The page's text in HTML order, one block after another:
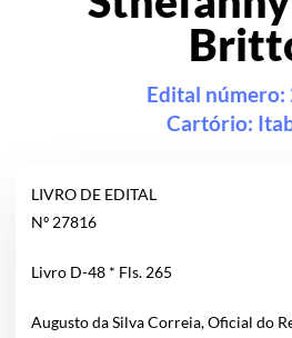
Edital número:
Cartório:
LIVRO DE EDITAL
Nº 27816
Livro D-48 * Fls. 265
Augusto da Silva Correia, Oficial do